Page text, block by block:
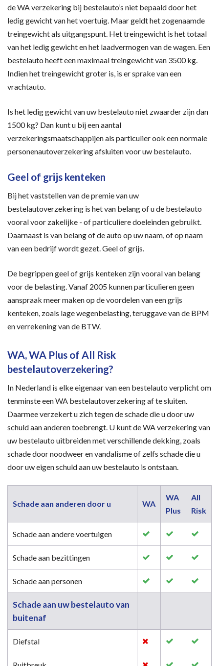
de WA verzekering bij bestelauto’s niet bepaald door het
ledig gewicht van het voertuig. Maar geldt het zogenaamde
treingewicht als uitgangspunt. Het treingewicht is het totaal
van het ledig gewicht en het laadvermogen van de wagen. Een
bestelauto heeft een maximaal treingewicht van 3500 kg.
Indien het treingewicht groter is, is er sprake van een
vrachtauto.
Is het ledig gewicht van uw bestelauto niet zwaarder zijn dan
1500 kg? Dan kunt u bij een aantal
verzekeringsmaatschappijen als particulier ook een normale
personenautoverzekering afsluiten voor uw bestelauto.
Geel of grijs kenteken
Bij het vaststellen van de premie van uw
bestelautoverzekering is het van belang of u de bestelauto
vooral voor zakelijke - of particuliere doeleinden gebruikt.
Daarnaast is van belang of de auto op uw naam, of op naam
van een bedrijf wordt gezet. Geel of grijs.
De begrippen geel of grijs kenteken zijn vooral van belang
voor de belasting. Vanaf 2005 kunnen particulieren geen
aanspraak meer maken op de voordelen van een grijs
kenteken, zoals lage wegenbelasting, teruggave van de BPM
en verrekening van de BTW.
WA, WA Plus of All Risk
bestelautoverzekering?
In Nederland is elke eigenaar van een bestelauto verplicht om
tenminste een WA bestelautoverzekering af te sluiten.
Daarmee verzekert u zich tegen de schade die u door uw
schuld aan anderen toebrengt. U kunt de WA verzekering van
uw bestelauto uitbreiden met verschillende dekking, zoals
schade door noodweer en vandalisme of zelfs schade die u
door uw eigen schuld aan uw bestelauto is ontstaan.
Schade aan anderen door u WA
WA
Plus
All
Risk
Schade aan andere voertuigen
Schade aan bezittingen
Schade aan personen
Schade aan uw bestelauto van
buitenaf
Diefstal